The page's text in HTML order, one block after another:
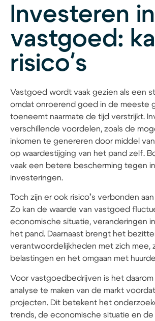
Investeren in
vastgoed:
risico's
Vastgoed wordt vaak gezien als een
omdat onroerend goed in de meeste
toeneemt naarmate de tijd verstrijkt.
verschillende voordelen, zoals de
inkomen te genereren door middel
op waardestijging van het pand zelf.
vaak een betere bescherming tegen
investeringen.
Toch zijn er ook risico’s verbonden
Zo kan de waarde van vastgoed
economische situatie, veranderingen
het pand. Daarnaast brengt het
verantwoordelijkheden met zich mee,
belastingen en het omgaan met
Voor vastgoedbedrijven is het
analyse te maken van de markt
projecten. Dit betekent het
trends, de economische situatie en